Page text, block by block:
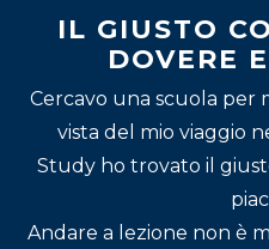
IL GIUSTO
DOVERE
Cercavo una scuola per
vista del mio viaggio
Study ho trovato il
Andare a lezione non è